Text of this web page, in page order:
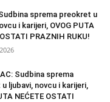
sprema preokret u
i karijeri, OVOG PUTA
PRAZNIH RUKU!
Sudbina sprema
ljubavi, novcu i karijeri,
NEĆETE OSTATI